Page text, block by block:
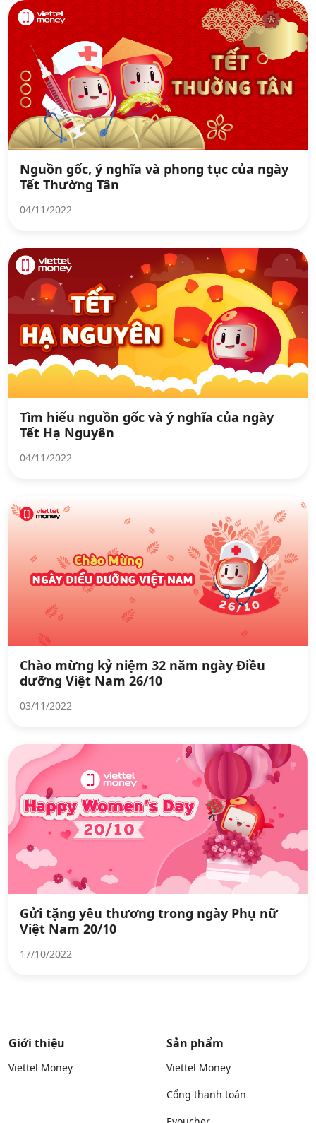
Nguồn gốc, ý nghĩa và phong tục của ngày
Tết Thường Tân
04/11/2022
Tìm hiểu nguồn gốc và ý nghĩa của ngày
Tết Hạ Nguyên
04/11/2022
Chào mừng kỷ niệm 32 năm ngày Điều
dưỡng Việt Nam 26/10
03/11/2022
Gửi tặng yêu thương trong ngày Phụ nữ
Việt Nam 20/10
17/10/2022
Giới thiệu
Viettel Money
Sản phẩm
Viettel Money
Cổng thanh toán